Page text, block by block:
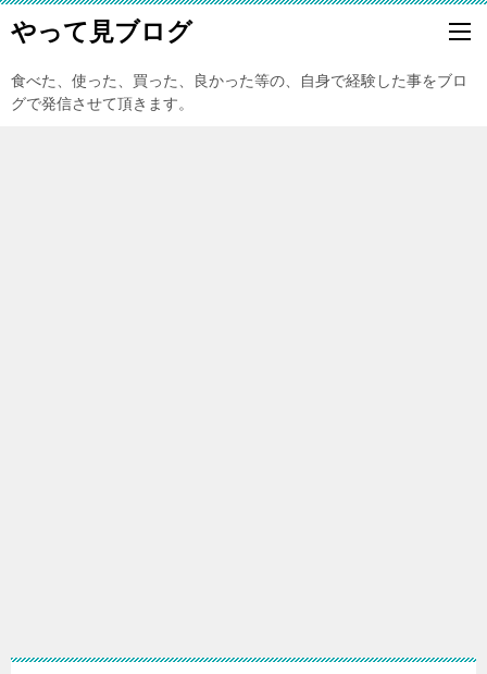
やって見ブログ
食べた、使った、買った、良かった等の、自身で経験した事をブロ
グで発信させて頂きます。